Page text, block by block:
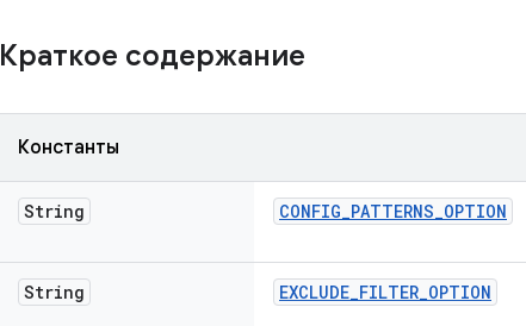
Краткое содержание
Константы
String CONFIG_PATTERNS_OPTION
String EXCLUDE_FILTER_OPTION